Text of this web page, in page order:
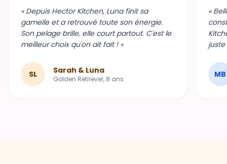
« Depuis Hector Kitchen, Luna finit sa
gamelle et a retrouvé toute son énergie.
Son pelage brille, elle court partout. C'est le
meilleur choix qu'on ait fait ! »
SL Sarah & Luna
Golden Retriever, 8 ans
«
MB